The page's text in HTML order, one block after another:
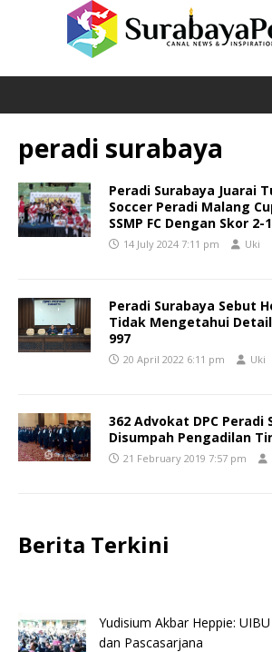
peradi surabaya
Peradi Surabaya Juarai
Soccer Peradi Malang
SSMP FC Dengan Skor 2-1
14 July 2024 7:11 pm Uki
Peradi Surabaya Sebut
Tidak Mengetahui
997
20 April 2022 6:11 pm Uki
362 Advokat DPC Peradi
Disumpah Pengadilan
21 February 2019 7:57 pm
Berita Terkini
Yudisium Akbar Heppie:
dan Pascasarjana